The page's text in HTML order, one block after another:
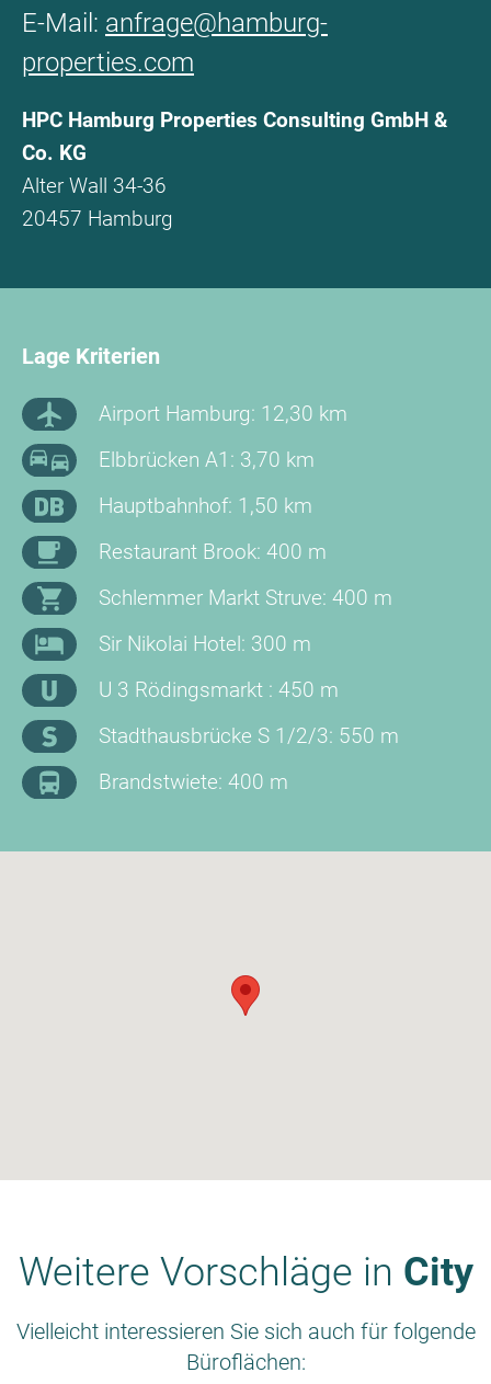
E-Mail: anfrage@hamburg-
properties.com
HPC Hamburg Properties Consulting GmbH &
Co. KG
Alter Wall 34-36
20457 Hamburg
Lage Kriterien
Airport Hamburg: 12,30 km
Elbbrücken A1: 3,70 km
Hauptbahnhof: 1,50 km
Restaurant Brook: 400 m
Schlemmer Markt Struve: 400 m
Sir Nikolai Hotel: 300 m
U 3 Rödingsmarkt : 450 m
Stadthausbrücke S 1/2/3: 550 m
Brandstwiete: 400 m
Weitere Vorschläge in City
Vielleicht interessieren Sie sich auch für folgende
Büroflächen: